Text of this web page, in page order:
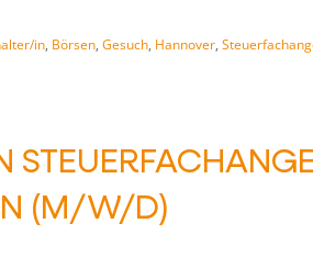
in, Börsen, Gesuch, Hannover,
(M/W/D)